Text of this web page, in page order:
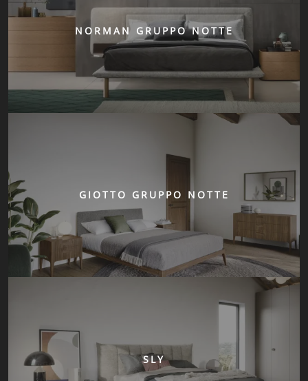
NORMAN GRUPPO NOTTE
GIOTTO GRUPPO NOTTE
SLY